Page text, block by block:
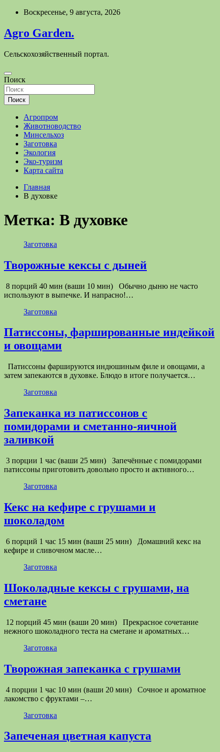
Перейти
содержимому
Воскресенье, 9 августа, 2026
Agro Garden.
Сельскохозяйственный портал.
Поиск
Поиск
Агропром
Животноводство
Минсельхоз
Заготовка
Экология
Эко-туризм
Карта сайта
Главная
В духовке
Метка: В духовке
Заготовка
Творожные кексы с дыней
8 порций 40 мин (ваши 10 мин) Обычно дыню не часто
используют в выпечке. И напрасно!…
Заготовка
Патиссоны, фаршированные индейкой
и овощами
Патиссоны фаршируются индюшиным филе и овощами, а
затем запекаются в духовке. Блюдо в итоге получается…
Заготовка
Запеканка из патиссонов с
помидорами и сметанно-яичной
заливкой
3 порции 1 час (ваши 25 мин) Запечённые с помидорами
патиссоны приготовить довольно просто и активного…
Заготовка
Кекс на кефире с грушами и
шоколадом
6 порций 1 час 15 мин (ваши 25 мин) Домашний кекс на
кефире и сливочном масле…
Заготовка
Шоколадные кексы с грушами, на
сметане
12 порций 45 мин (ваши 20 мин) Прекрасное сочетание
нежного шоколадного теста на сметане и ароматных…
Заготовка
Творожная запеканка с грушами
4 порции 1 час 10 мин (ваши 20 мин) Сочное и ароматное
лакомство с фруктами –…
Заготовка
Запеченая цветная капуста